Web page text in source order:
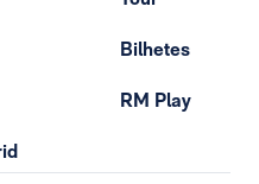
Bilhetes
RM Play